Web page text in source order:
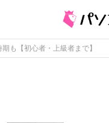
も【初心者・上級者まで】